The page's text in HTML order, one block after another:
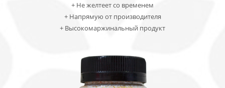
+ Не желтеет со временем
+Напрямую от производителя
+ Высокомаржинальный продукт